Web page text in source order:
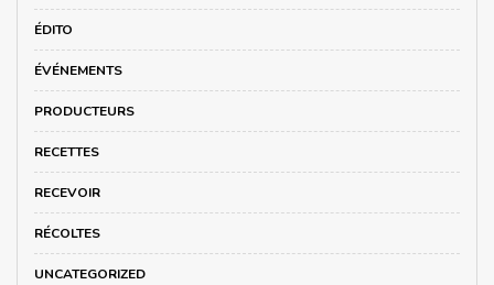
ÉDITO
ÉVÉNEMENTS
PRODUCTEURS
RECETTES
RECEVOIR
RÉCOLTES
UNCATEGORIZED